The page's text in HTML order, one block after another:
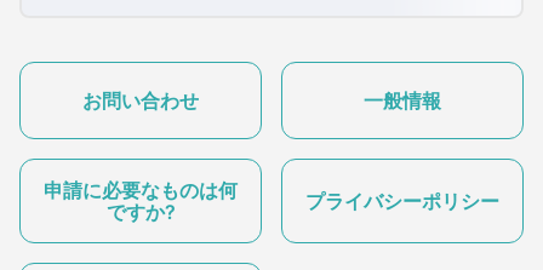
お問い合わせ 一般情報
申請に必要なものは何
ですか?
プライバシーポリシー